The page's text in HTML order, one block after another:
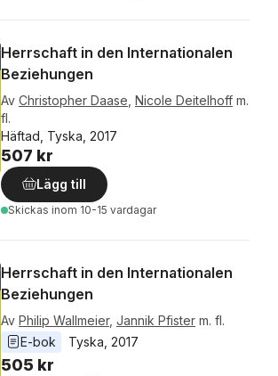
Herrschaft in den Internationalen
Beziehungen
Av Christopher Daase Nicole Deitelhoff m.
fl.
Häftad, Tyska, 2017
507 kr
Lägg till
Skickas inom 10-15 vardagar
Herrschaft in den Internationalen
Beziehungen
Av Philip Wallmeier, Jannik Pfister m. fl.
E-bok
Tyska 2017
505 kr